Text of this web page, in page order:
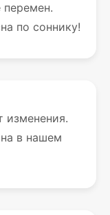
по соннику!
изменения.
в нашем